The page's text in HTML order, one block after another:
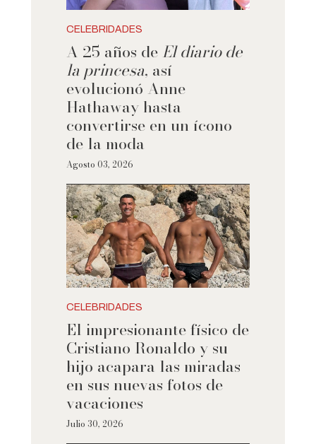
CELEBRIDADES
A 25 años de El diario de
la princesa, así
evolucionó Anne
Hathaway hasta
convertirse en un ícono
de la moda
Agosto 03, 2026
CELEBRIDADES
El impresionante físico de
Cristiano Ronaldo y su
hijo acapara las miradas
en sus nuevas fotos de
vacaciones
Julio 30, 2026